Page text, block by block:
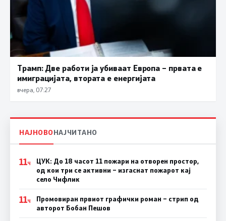
Трамп: Две работи ја убиваат Европа – првата е
имиграцијата, втората е енергијата
вчера, 07:27
НАЈНОВОНАЈЧИТАНО
11Ч
ЦУК: До 18 часот 11 пожари на отворен простор,
од кои три се активни – изгаснат пожарот кај
село Чифлик
11Ч
Промовиран првиот графички роман – стрип од
авторот Бобан Пешов